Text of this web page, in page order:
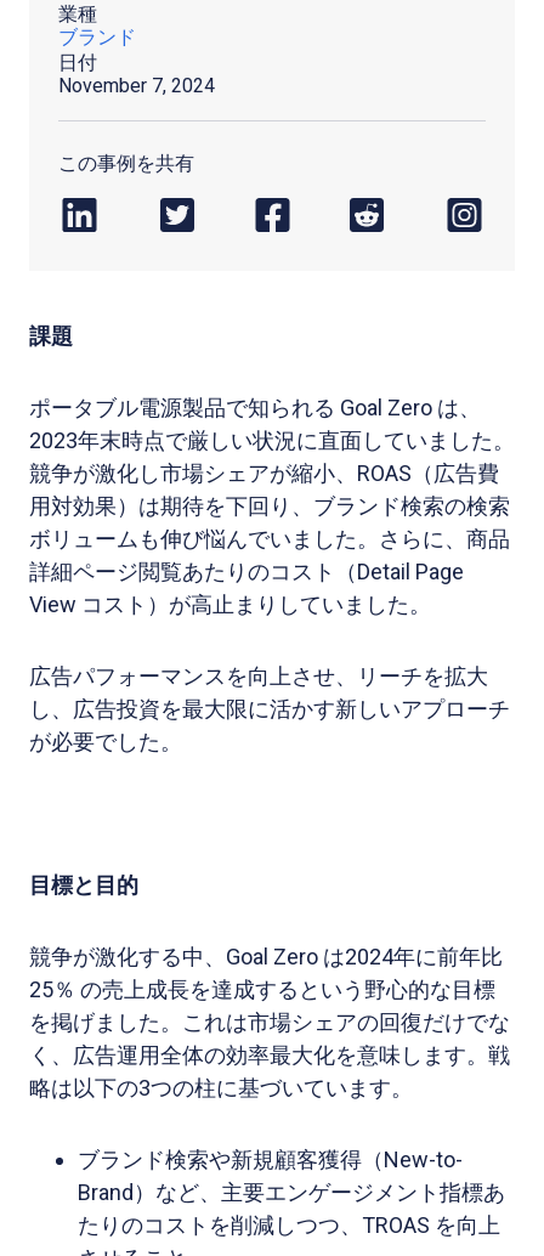
課題
ポータブル電源製品で知られる Goal Zero は、
2023年末時点で厳しい状況に直面していました。
競争が激化し市場シェアが縮小、ROAS（広告費
用対効果）は期待を下回り、ブランド検索の検索
ボリュームも伸び悩んでいました。さらに、商品
詳細ページ閲覧あたりのコスト（Detail Page
View コスト）が高止まりしていました。
広告パフォーマンスを向上させ、リーチを拡大
し、広告投資を最大限に活かす新しいアプローチ
が必要でした。
目標と目的
競争が激化する中、Goal Zero は2024年に前年比
25％ の売上成長を達成するという野心的な目標
を掲げました。これは市場シェアの回復だけでな
く、広告運用全体の効率最大化を意味します。戦
略は以下の3つの柱に基づいています。
ブランド検索や新規顧客獲得（New-to-
Brand）など、主要エンゲージメント指標あ
たりのコストを削減しつつ、TROAS を向上
業種
ブランド
日付
November 7, 2024
この事例を共有